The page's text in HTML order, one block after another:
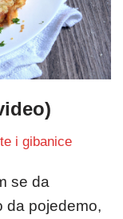
i gibanice
se da
da pojedemo,